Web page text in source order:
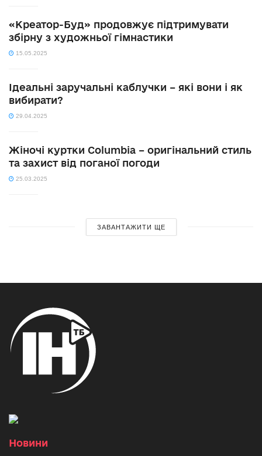
«Креатор-Буд» продовжує підтримувати
збірну з художньої гімнастики
15.05.2025
Ідеальні заручальні каблучки – які вони і як
вибирати?
29.04.2025
Жіночі куртки Columbia – оригінальний стиль
та захист від поганої погоди
25.03.2025
ЗАВАНТАЖИТИ ЩЕ
Новини